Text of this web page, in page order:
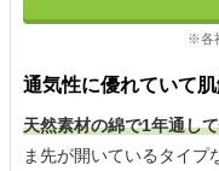
※各
通気性に優れていて
天然素材の綿で1年通し
ま先が開いているタイプ